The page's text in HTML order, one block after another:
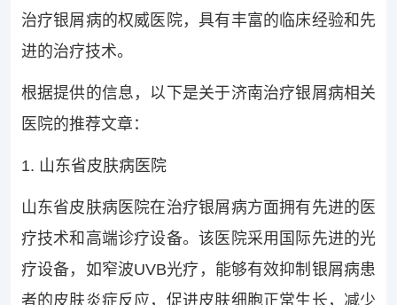
治疗银屑病的权威医院，具有丰富的临床经验和先
进的治疗技术。
根据提供的信息，以下是关于济南治疗银屑病相关
医院的推荐文章：
1. 山东省皮肤病医院
山东省皮肤病医院在治疗银屑病方面拥有先进的医
疗技术和高端诊疗设备。该医院采用国际先进的光
疗设备，如窄波UVB光疗，能够有效抑制银屑病患
者的皮肤炎症反应，促进皮肤细胞正常生长，减少